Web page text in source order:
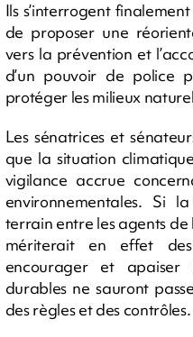
Ils s’interrogent
de proposer une
vers la prévention et
d’un pouvoir de police
protéger les milieux
Les sénatrices et
que la situation
vigilance accrue
environnementales. Si
terrain entre les agents de
mériterait en effet
encourager et apaiser
durables ne sauront
des règles et des contrôles.